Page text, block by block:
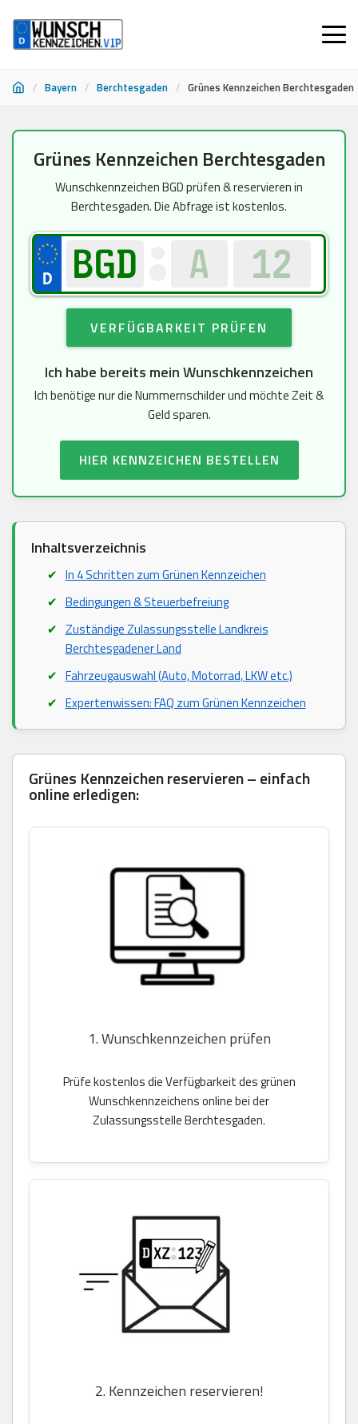
/ Bayern / Berchtesgaden / Grünes Kennzeichen Berchtesgaden
Inhalt
springen
Grünes Kennzeichen Berchtesgaden
Wunschkennzeichen BGD prüfen & reservieren in
Berchtesgaden. Die Abfrage ist kostenlos.
VERFÜGBARKEIT PRÜFEN
Ich habe bereits mein Wunschkennzeichen
Ich benötige nur die Nummernschilder und möchte Zeit &
Geld sparen.
HIER KENNZEICHEN BESTELLEN
Inhaltsverzeichnis
In 4 Schritten zum Grünen Kennzeichen
Bedingungen & Steuerbefreiung
Zuständige Zulassungsstelle Landkreis
Berchtesgadener Land
Fahrzeugauswahl (Auto, Motorrad, LKW etc.)
Expertenwissen: FAQ zum Grünen Kennzeichen
Grünes Kennzeichen reservieren – einfach
online erledigen:
1. Wunschkennzeichen prüfen
Prüfe kostenlos die Verfügbarkeit des grünen
Wunschkennzeichens online bei der
Zulassungsstelle Berchtesgaden.
2. Kennzeichen reservieren!